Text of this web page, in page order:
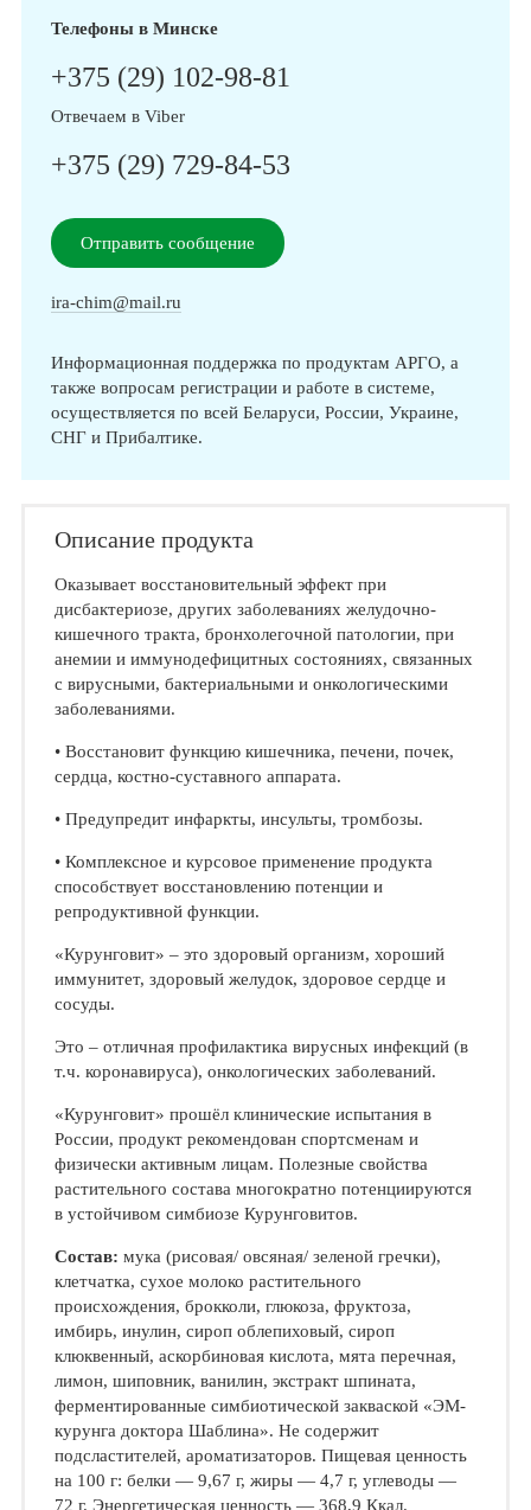
Телефоны в Минске
+375 (29) 102-98-81
Отвечаем в Viber
+375 (29) 729-84-53
Отправить сообщение
ira-chim@mail.ru
Информационная поддержка по продуктам АРГО, а
также вопросам регистрации и работе в системе,
осуществляется по всей Беларуси, России, Украине,
СНГ и Прибалтике.
Описание продукта
Оказывает восстановительный эффект при
дисбактериозе, других заболеваниях желудочно-
кишечного тракта, бронхолегочной патологии, при
анемии и иммунодефицитных состояниях, связанных
с вирусными, бактериальными и онкологическими
заболеваниями.
• Восстановит функцию кишечника, печени, почек,
сердца, костно-суставного аппарата.
• Предупредит инфаркты, инсульты, тромбозы.
• Комплексное и курсовое применение продукта
способствует восстановлению потенции и
репродуктивной функции.
«Курунговит» – это здоровый организм, хороший
иммунитет, здоровый желудок, здоровое сердце и
сосуды.
Это – отличная профилактика вирусных инфекций (в
т.ч. коронавируса), онкологических заболеваний.
«Курунговит» прошёл клинические испытания в
России, продукт рекомендован спортсменам и
физически активным лицам. Полезные свойства
растительного состава многократно потенциируются
в устойчивом симбиозе Курунговитов.
Состав: мука (рисовая/ овсяная/ зеленой гречки),
клетчатка, сухое молоко растительного
происхождения, брокколи, глюкоза, фруктоза,
имбирь, инулин, сироп облепиховый, сироп
клюквенный, аскорбиновая кислота, мята перечная,
лимон, шиповник, ванилин, экстракт шпината,
ферментированные симбиотической закваской «ЭМ-
курунга доктора Шаблина». Не содержит
подсластителей, ароматизаторов. Пищевая ценность
на 100 г: белки — 9,67 г, жиры — 4,7 г, углеводы —
72 г. Энергетическая ценность — 368,9 Ккал.